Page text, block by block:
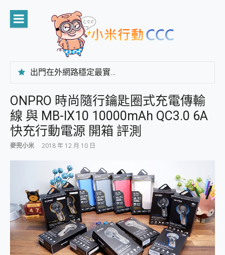
content
出門在外網路穩定最實在 「台灣大哥大」榮獲 4G/5G 在線率全球 NO.3 全台第一與全台六冠王實測心得，走到哪順到哪！
CP 值天花板~ Bongcom BS5 足球君開箱~ 短焦投影機 3千元就能擁有！ 折扣碼在這～
專為 PC上的 XBOX和掌機設計的 FireCuda X1070 SSD 固態硬碟開箱 評測
台灣製攝影機在這裡，100%全無線設計 SpotCam Solo Eco 太陽能防水雲端攝影機 SpotCam Solo 3 2.5K高畫質戶外攝影機 開箱 評測
電力超超超持久 MSI 微星 Prestige 14 AI+ D3MG-031TW 14吋 開箱評價，AI輕薄商務筆電 Copilot+ PC
超懂拍、耐用 AI 街拍機~ realme 16 Pro 開箱評價~ 2 億畫素 LumaColor 影像、持久續航與 IP69K 高防護
超驚艷 讓人一眼就愛上 LENOVO 聯想 Yoga Book 9 14吋 AI輕薄筆電 開箱 評測
美到讓人超想擁有 moto pad 60 系列 與 Moto | Swarovski razr 60 冰藍限定版本 開箱 評測
好用的 EaseUS Partition Master 讓您輕鬆的移除與格式化有防寫保護的隨身碟或SD卡
一鍵修復模糊影片、舊照的 AI 好幫手! VideoProc Converter AI 新版全解析 × 年末優惠，一篇全看懂
小朋友才做選擇 投影機 RGB藍牙音響 氛圍情境燈 我通通都要！ Starfish 2 幻彩膠囊投影機｜結合「 智慧投影 & 煥彩流動 」的沈浸式生活新體驗
外型超吸晴~ 給您絕佳操控體驗 GravaStar Mercury K1 系列 異星機械鍵盤與 Mercury X 系列 輕量無線電競滑鼠 開箱 評測
開箱~變身「蜘蛛人」椅子軍師！MSI MPG 491CQP QD-OLED 超寬曲面電競螢幕，多工辦公、爽度滿滿的終極桌面體驗
iPhone 17 系列 有認證的防護來囉！ imos 首家導入 UL MCV 行銷宣告驗證的手機配件品牌
ONPRO 時尚隨行鑰匙圈式充電傳輸
線 與 MB-IX10 10000mAh QC3.0 6A
快充行動電源 開箱 評測
麥兜小米 2018 年 12 月 10 日